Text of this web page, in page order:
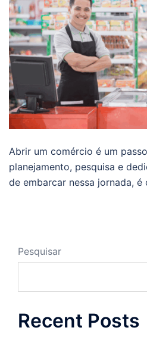
Abrir um comércio é um
planejamento, pesquisa e
de embarcar nessa jornada,
Pesquisar
Recent Posts